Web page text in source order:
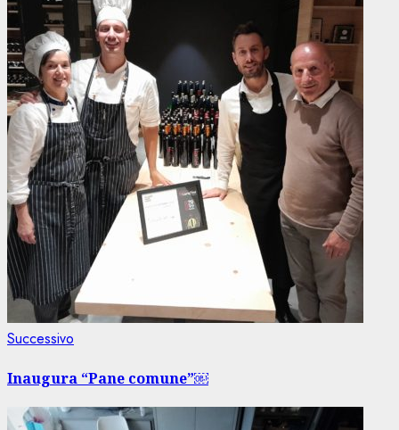
Successivo
Inaugura “Pane comune”￼